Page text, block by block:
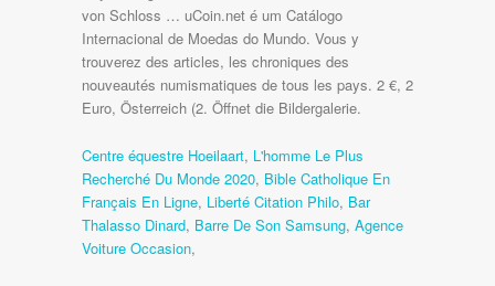
Centre équestre Hoeilaart, L'homme Le Plus
Recherché Du Monde 2020, Bible Catholique En
Français En Ligne, Liberté Citation Philo, Bar
Thalasso Dinard, Barre De Son Samsung, Agence
Voiture Occasion,